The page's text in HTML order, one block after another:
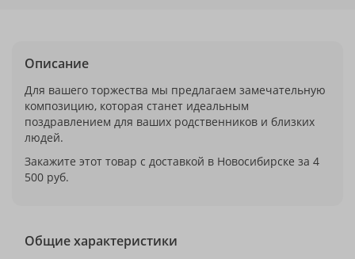
Описание
Для вашего торжества мы предлагаем замечательную
композицию, которая станет идеальным
поздравлением для ваших родственников и близких
людей.
Закажите этот товар с доставкой в Новосибирске за 4
500 руб.
Общие характеристики